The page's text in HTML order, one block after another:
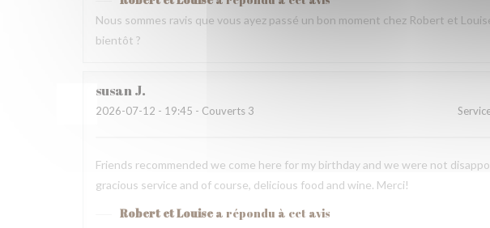
Nous sommes ravis que vous ayez passé un bon moment chez Robert et
bientôt ?
susanJ
2026-07-12 - 19:45 - Couverts 3
Friends recommended we come here for my birthday and we were not
gracious service and of course, delicious food and wine. Merci!
Robert et Louise a répondu à cet avis